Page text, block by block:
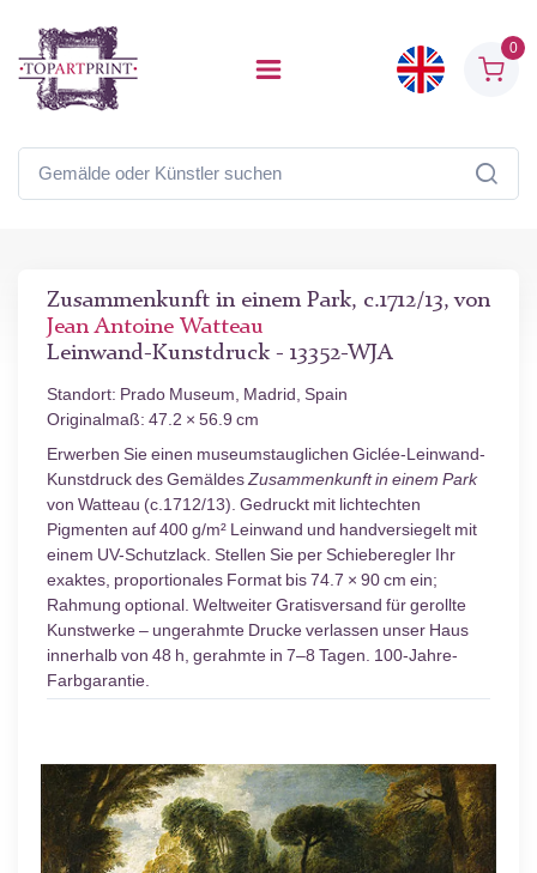
0
Zusammenkunft in einem Park, c.1712/13, von
Jean Antoine Watteau
Leinwand-Kunstdruck - 13352-WJA
Standort: Prado Museum, Madrid, Spain
Originalmaß: 47.2 × 56.9 cm
Erwerben Sie einen museumstauglichen Giclée-Leinwand-
Kunstdruck des GemäldesZusammenkunft in einem Park
von Watteau (c.1712/13). Gedruckt mit lichtechten
Pigmenten auf 400 g/m² Leinwand und handversiegelt mit
einem UV-Schutzlack. Stellen Sie per Schieberegler Ihr
exaktes, proportionales Format bis 74.7 × 90 cm ein;
Rahmung optional. Weltweiter Gratisversand für gerollte
Kunstwerke – ungerahmte Drucke verlassen unser Haus
innerhalb von 48 h, gerahmte in 7–8 Tagen. 100-Jahre-
Farbgarantie.